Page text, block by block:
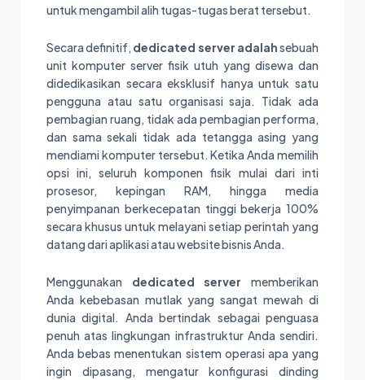
untuk mengambil alih tugas-tugas berat tersebut.
Secara definitif, dedicated server adalahsebuah
unit komputer server fisik utuh yang disewa dan
didedikasikan secara eksklusif hanya untuk satu
pengguna atau satu organisasi saja. Tidak ada
pembagian ruang, tidak ada pembagian performa,
dan sama sekali tidak ada tetangga asing yang
mendiami komputer tersebut. Ketika Anda memilih
opsi ini, seluruh komponen fisik mulai dari inti
prosesor, kepingan RAM, hingga media
penyimpanan berkecepatan tinggi bekerja 100%
secara khusus untuk melayani setiap perintah yang
datang dari aplikasi atau website bisnis Anda.
Menggunakan dedicated server memberikan
Anda kebebasan mutlak yang sangat mewah di
dunia digital. Anda bertindak sebagai penguasa
penuh atas lingkungan infrastruktur Anda sendiri.
Anda bebas menentukan sistem operasi apa yang
ingin dipasang, mengatur konfigurasi dinding